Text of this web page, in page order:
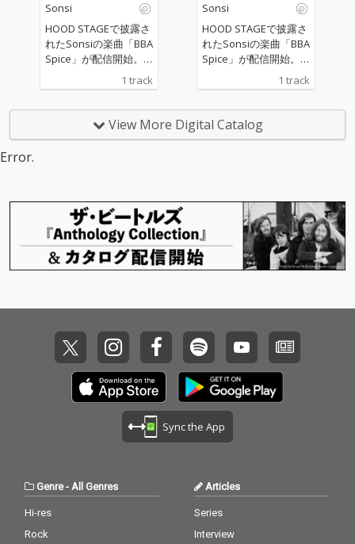
クスにはラッパーのEll
e Teresaが参加。国境
を越えたコラボレーシ
ョンにより、「Tokyo
なムードはそのまま
す。 ミックスはSTUTS
の「Tokyo Lights」と
あわせてお楽しみくだ
さい。
クスにはラッパーのEll
e Teresaが参加。国境
を越えたコラボレーシ
ョンにより、「Tokyo
なムードはそのまま
す。 ミックスはSTUTS
の「Tokyo Lights」と
あわせてお楽しみくだ
さい。
Sonsi
HOOD STAGEで披露さ
れたSonsiの楽曲「BBA
Spice」が配信開始。 S
TUTSが手掛けた躍動感
あふれるビートの上
量がそのまま音源に刻
まれた一曲。
1 track
Sonsi
HOOD STAGEで披露さ
れたSonsiの楽曲「BBA
Spice」が配信開始。 S
TUTSが手掛けた躍動感
あふれるビートの上
量がそのまま音源に刻
まれた一曲。
1 track
View More Digital Catalog
Error.
Sync the App
Genre- All Genres
Hi-res
Rock
Articles
Series
Interview